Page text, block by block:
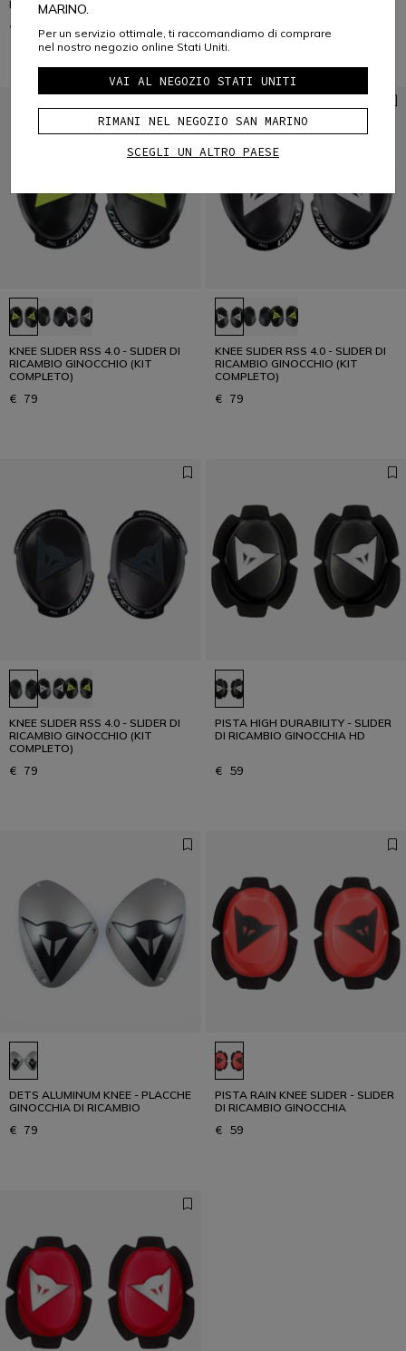
RICAMBIO GINOCCHIA
€ 49 € 49
KNEE SLIDER RSS 4.0 - SLIDER DI
RICAMBIO GINOCCHIO (KIT
COMPLETO)
€ 79
KNEE SLIDER RSS 4.0 - SLIDER DI
RICAMBIO GINOCCHIO (KIT
COMPLETO)
€ 79
KNEE SLIDER RSS 4.0 - SLIDER DI
RICAMBIO GINOCCHIO (KIT
COMPLETO)
€ 79
PISTA HIGH DURABILITY - SLIDER
DI RICAMBIO GINOCCHIA HD
€ 59
DETS ALUMINUM KNEE - PLACCHE
GINOCCHIA DI RICAMBIO
€ 79
PISTA RAIN KNEE SLIDER - SLIDER
DI RICAMBIO GINOCCHIA
€ 59
MARINO.
Per un servizio ottimale, ti raccomandiamo di comprare
nel nostro negozio online Stati Uniti.
VAI AL NEGOZIO STATI UNITI
RIMANI NEL NEGOZIO SAN MARINO
SCEGLI UN ALTRO PAESE